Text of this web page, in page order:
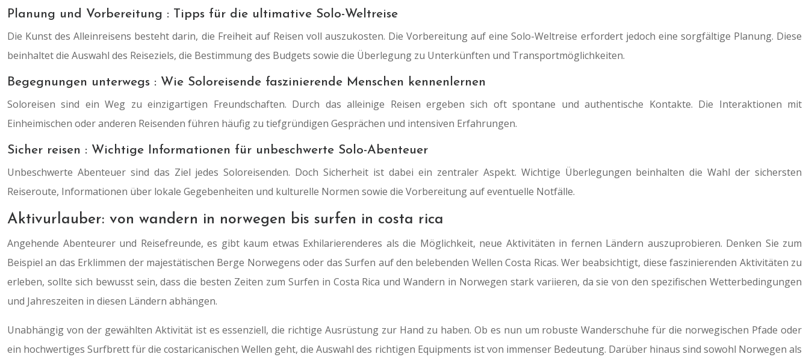
Planung und Vorbereitung : Tipps für die ultimative Solo-Weltreise
Die Kunst des Alleinreisens besteht darin, die Freiheit auf Reisen voll auszukosten. Die Vorbereitung auf eine Solo-Weltreise erfordert jedoch eine sorgfältige Planung. Diese
beinhaltet die Auswahl des Reiseziels, die Bestimmung des Budgets sowie die Überlegung zu Unterkünften und Transportmöglichkeiten.
Begegnungen unterwegs : Wie Soloreisende faszinierende Menschen kennenlernen
Soloreisen sind ein Weg zu einzigartigen Freundschaften. Durch das alleinige Reisen ergeben sich oft spontane und authentische Kontakte. Die Interaktionen mit
Einheimischen oder anderen Reisenden führen häufig zu tiefgründigen Gesprächen und intensiven Erfahrungen.
Sicher reisen : Wichtige Informationen für unbeschwerte Solo-Abenteuer
Unbeschwerte Abenteuer sind das Ziel jedes Soloreisenden. Doch Sicherheit ist dabei ein zentraler Aspekt. Wichtige Überlegungen beinhalten die Wahl der sichersten
Reiseroute, Informationen über lokale Gegebenheiten und kulturelle Normen sowie die Vorbereitung auf eventuelle Notfälle.
Aktivurlauber: von wandern in norwegen bis surfen in costa rica
Angehende Abenteurer und Reisefreunde, es gibt kaum etwas Exhilarierenderes als die Möglichkeit, neue Aktivitäten in fernen Ländern auszuprobieren. Denken Sie zum
Beispiel an das Erklimmen der majestätischen Berge Norwegens oder das Surfen auf den belebenden Wellen Costa Ricas. Wer beabsichtigt, diese faszinierenden Aktivitäten zu
erleben, sollte sich bewusst sein, dass die besten Zeiten zum Surfen in Costa Rica und Wandern in Norwegen stark variieren, da sie von den spezifischen Wetterbedingungen
und Jahreszeiten in diesen Ländern abhängen.
Unabhängig von der gewählten Aktivität ist es essenziell, die richtige Ausrüstung zur Hand zu haben. Ob es nun um robuste Wanderschuhe für die norwegischen Pfade oder
ein hochwertiges Surfbrett für die costaricanischen Wellen geht, die Auswahl des richtigen Equipments ist von immenser Bedeutung. Darüber hinaus sind sowohl Norwegen als